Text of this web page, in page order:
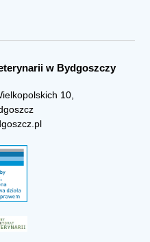
w Bydgoszczy
10,